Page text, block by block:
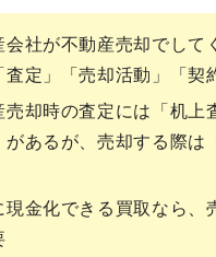
会社が不動産売却でして
査定」「売却活動」「契
売却時の査定には「机上
があるが、売却する際は
現金化できる買取なら、